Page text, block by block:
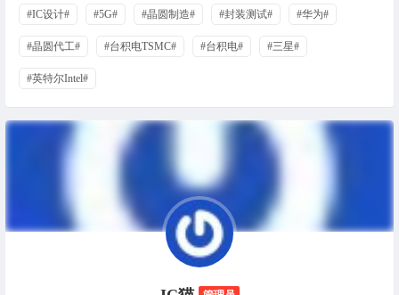
#IC设计# #5G# #晶圆制造# #封装测试# #华为#
#晶圆代工# #台积电TSMC# #台积电# #三星#
#英特尔Intel#